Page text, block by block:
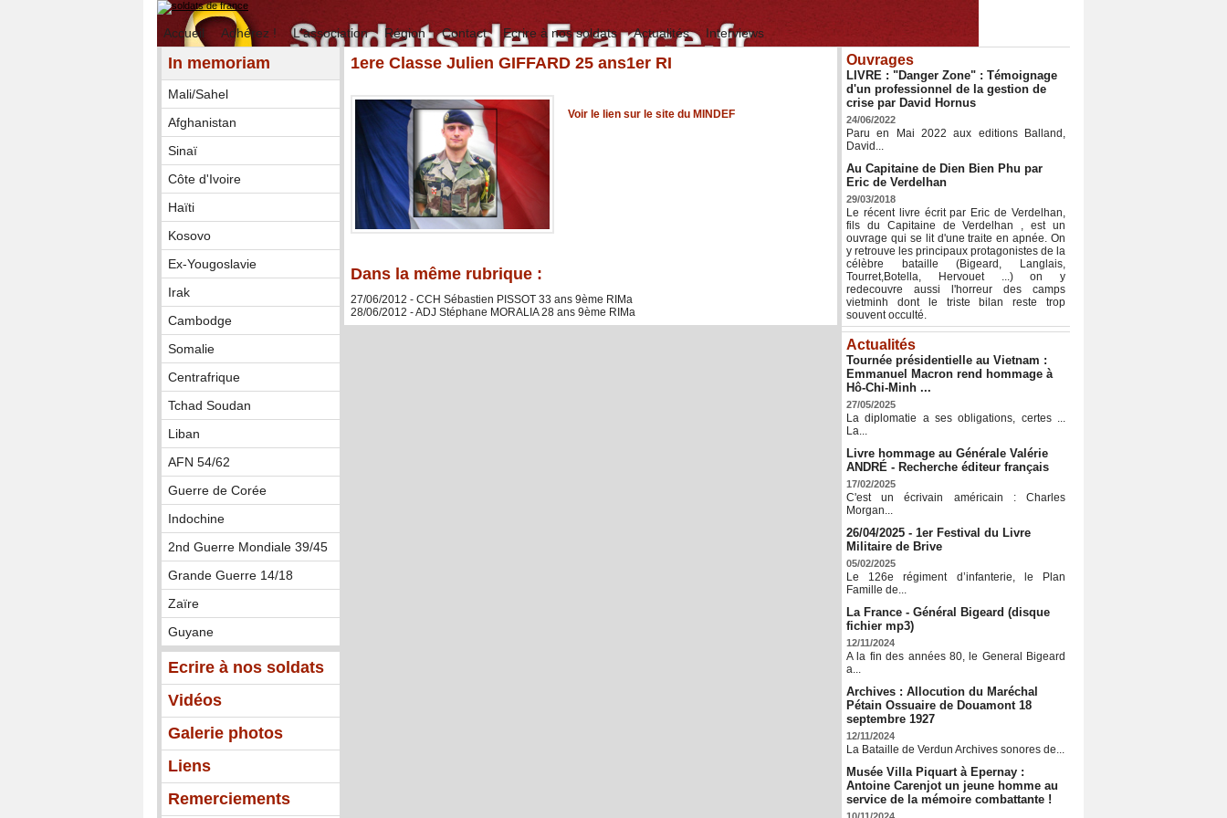
Accueil Adhérez ! L'association Région Contact Ecrire à nos soldats Actualités Interviews
In memoriam
Mali/Sahel
Afghanistan
Sinaï
Côte d'Ivoire
Haïti
Kosovo
Ex-Yougoslavie
Irak
Cambodge
Somalie
Centrafrique
Tchad Soudan
Liban
AFN 54/62
Guerre de Corée
Indochine
2nd Guerre Mondiale 39/45
Grande Guerre 14/18
Zaïre
Guyane
Ecrire à nos soldats
Vidéos
Galerie photos
Liens
Remerciements
1ere Classe Julien GIFFARD 25 ans1er RI
Voir le lien sur le site du MINDEF
Dans la même rubrique :
27/06/2012 - CCH Sébastien PISSOT 33 ans 9ème RIMa
28/06/2012 - ADJ Stéphane MORALIA 28 ans 9ème RIMa
Ouvrages
LIVRE : "Danger Zone" : Témoignage
d'un professionnel de la gestion de
crise par David Hornus
24/06/2022
Paru en Mai 2022 aux editions Balland,
David...
Au Capitaine de Dien Bien Phu par
Eric de Verdelhan
29/03/2018
Le récent livre écrit par Eric de Verdelhan,
fils du Capitaine de Verdelhan , est un
ouvrage qui se lit d'une traite en apnée. On
y retrouve les principaux protagonistes de la
célèbre bataille (Bigeard, Langlais,
Tourret,Botella, Hervouet ...) on y
redecouvre aussi l'horreur des camps
vietminh dont le triste bilan reste trop
souvent occulté.
Actualités
Tournée présidentielle au Vietnam :
Emmanuel Macron rend hommage à
Hô-Chi-Minh ...
27/05/2025
La diplomatie a ses obligations, certes ...
La...
Livre hommage au Générale Valérie
ANDRÉ - Recherche éditeur français
17/02/2025
C'est un écrivain américain : Charles
Morgan...
26/04/2025 - 1er Festival du Livre
Militaire de Brive
05/02/2025
Le 126e régiment d’infanterie, le Plan
Famille de...
La France - Général Bigeard (disque
fichier mp3)
12/11/2024
A la fin des années 80, le General Bigeard
a...
Archives : Allocution du Maréchal
Pétain Ossuaire de Douamont 18
septembre 1927
12/11/2024
La Bataille de Verdun Archives sonores de...
Musée Villa Piquart à Epernay :
Antoine Carenjot un jeune homme au
service de la mémoire combattante !